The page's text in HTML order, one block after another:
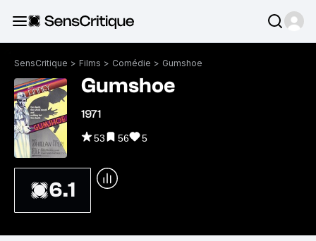
SensCritique > Films > Comédie > Gumshoe
Gumshoe
1971
53 56 5
6.1